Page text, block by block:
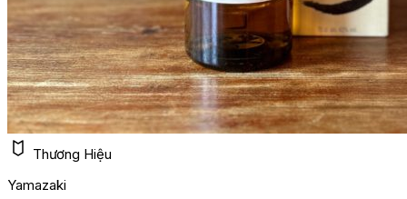
Thương Hiệu
Yamazaki